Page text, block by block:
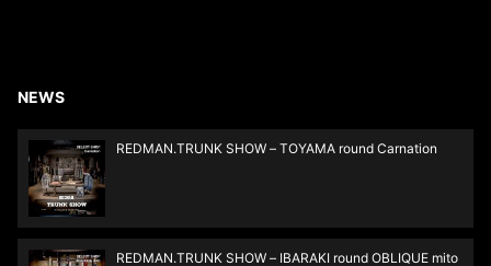
NEWS
REDMAN.TRUNK SHOW – TOYAMA round Carnation
REDMAN.TRUNK SHOW – IBARAKI round OBLIQUE mito